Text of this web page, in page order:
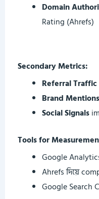
Domain
Rating (Ahrefs)
Secondary Metrics:
Referral Traffic
Brand Mentions
Social Signals
Tools for
Google
Ahrefs দিয়ে
Google Search